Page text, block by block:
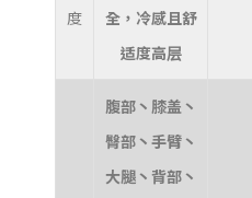
度
全，冷感且舒
适度高层
腹部丶膝盖丶
臀部丶手臂丶
大腿丶背部丶